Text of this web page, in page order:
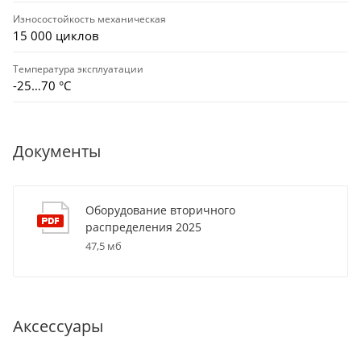
Износостойкость механическая
15 000 циклов
Температура эксплуатации
-25…70 °C
Документы
Оборудование вторичного
распределения 2025
47,5 мб
Аксессуары